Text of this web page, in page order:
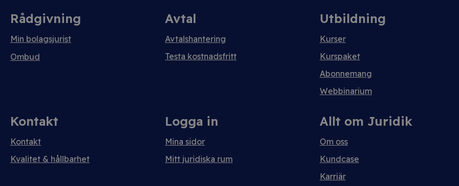
Rådgivning
Min bolagsjurist
Ombud
Avtal
Avtalshantering
Testa kostnadsfritt
Utbildning
Kurser
Kurspaket
Abonnemang
Webbinarium
Kontakt
Kontakt
Kvalitet & hållbarhet
Logga in
Mina sidor
Mitt juridiska rum
Allt om Juridik
Om oss
Kundcase
Karriär